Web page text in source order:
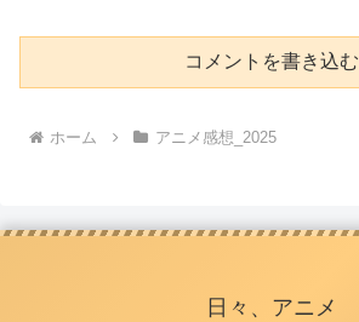
コメントを書き込む
ホーム アニメ感想_2025
日々、アニメ